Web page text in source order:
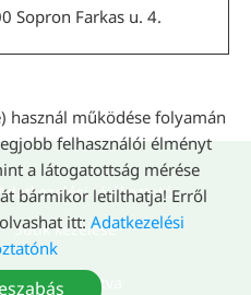
Sopron Farkas u. 4.
jog fenntartva
tájékoztató
Sütik kezelése
használ működése folyamán
felhasználói élményt
a látogatottság mérése
bármikor letilthatja! Erről
itt: Adatkezelési